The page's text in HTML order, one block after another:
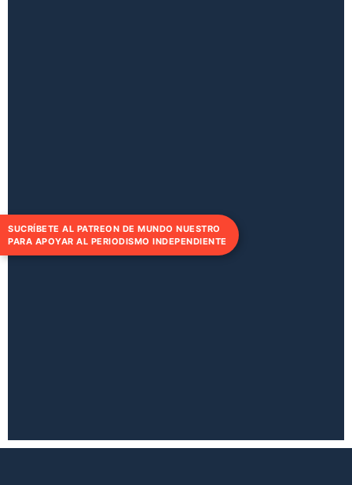
SUCRÍBETE AL PATREON DE MUNDO NUESTRO
PARA APOYAR AL PERIODISMO INDEPENDIENTE